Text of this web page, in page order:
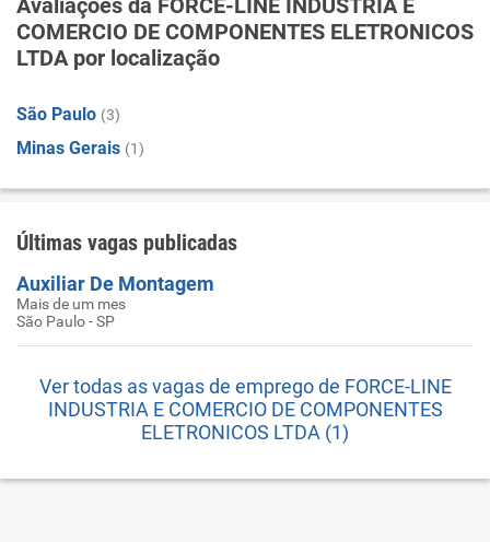
Avaliações da FORCE-LINE INDUSTRIA E
COMERCIO DE COMPONENTES ELETRONICOS
LTDA por localização
São Paulo (3)
Minas Gerais (1)
Últimas vagas publicadas
Auxiliar De Montagem
Mais de um mes
São Paulo - SP
Ver todas as vagas de emprego de FORCE-LINE
INDUSTRIA E COMERCIO DE COMPONENTES
ELETRONICOS LTDA (1)